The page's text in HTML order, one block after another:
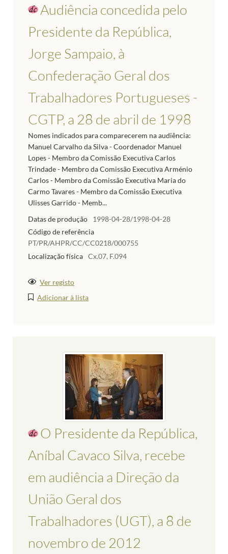
Audiência concedida pelo
Presidente da República,
Jorge Sampaio, à
Confederação Geral dos
Trabalhadores Portugueses -
CGTP, a 28 de abril de 1998
Nomes indicados para comparecerem na audiência:
Manuel Carvalho da Silva - Coordenador Manuel
Lopes - Membro da Comissão Executiva Carlos
Trindade - Membro da Comissão Executiva Arménio
Carlos - Membro da Comissão Executiva Maria do
Carmo Tavares - Membro da Comissão Executiva
Ulisses Garrido - Memb...
Datas de produção
1998-04-28/1998-04-28
Código de referência
PT/PR/AHPR/CC/CC0218/000755
Localização física Cx.07, F.094
Ver registo
Adicionar à lista
O Presidente da República,
Aníbal Cavaco Silva, recebe
em audiência a Direção da
União Geral dos
Trabalhadores (UGT), a 8 de
novembro de 2012